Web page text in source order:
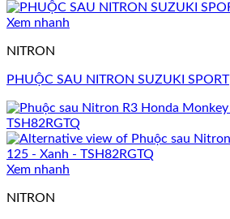
Xem nhanh
NITRON
PHUỘC SAU NITRON SUZUKI SPORT
Xem nhanh
NITRON